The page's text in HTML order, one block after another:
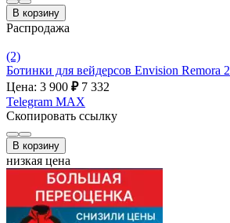
В корзину
Распродажа
(2)
Ботинки для вейдерсов Envision Remora 2
Цена: 3 900 ₽ 7 332
Telegram MAX
Скопировать ссылку
В корзину
низкая цена